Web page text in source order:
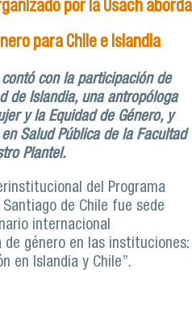
por la Usach aborda
para Chile e Islandia
con la participación de
de Islandia, una antropóloga
y la Equidad de Género, y
Salud Pública de la Facultad
Plantel.
del Programa
de Chile fue sede
internacional
de género en las instituciones:
en Islandia y Chile”.